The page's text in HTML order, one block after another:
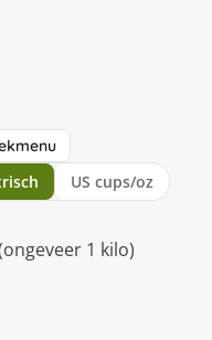
US cups/oz
1 kilo)